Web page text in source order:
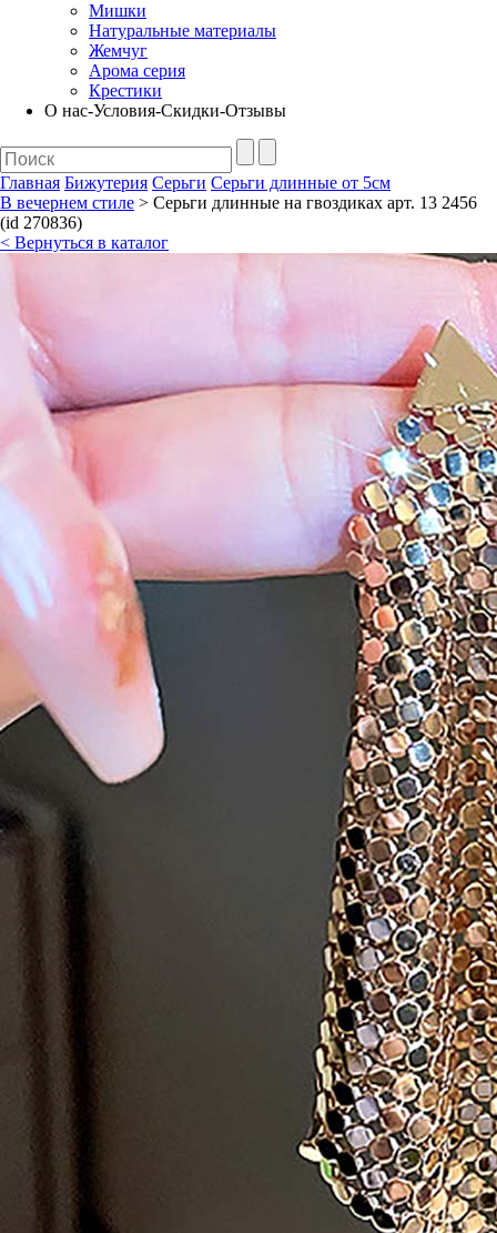
Мишки
Натуральные материалы
Жемчуг
Арома серия
Крестики
О нас-Условия-Скидки-Отзывы
Главная Бижутерия Серьги Серьги длинные от 5см
В вечернем стиле > Серьги длинные на гвоздиках арт. 13 2456
(id 270836)
< Вернуться в каталог